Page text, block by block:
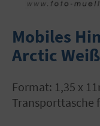
Mobiles
Arctic
Format: 1,35 x 11m, inkl. Kettenzug und
Transporttasche